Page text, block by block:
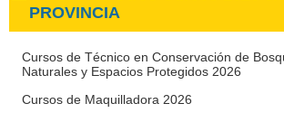
PROVINCIA
Cursos de Técnico en Conservación de
Naturales y Espacios Protegidos 2026
Cursos de Maquilladora 2026